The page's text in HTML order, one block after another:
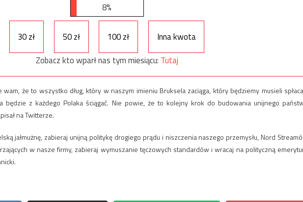
8%
30 zł 50 zł 100 zł
Inna kwota
Zobacz kto wparł nas tym miesiącu: Tutaj
że to wszystko dług, który w naszym imieniu Bruksela zaciąga, który będziemy musieli
z każdego Polaka ściągać. Nie powie, że to kolejny krok do budowania unijnego
na Twitterze.
jałmużnę, zabieraj unijną politykę drogiego prądu i niszczenia naszego przemysłu, Nord
w nasze firmy, zabieraj wymuszanie tęczowych standardów i wracaj na polityczną